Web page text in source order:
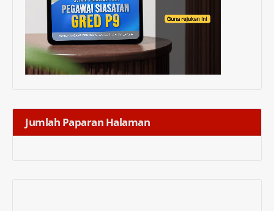
Jumlah Paparan Halaman